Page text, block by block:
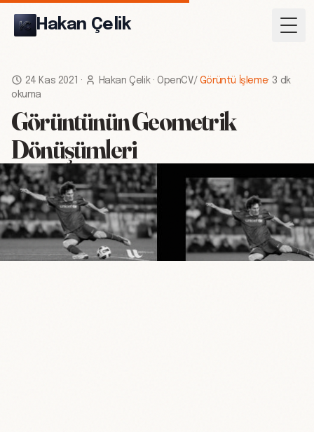
Hakan Çelik
24 Kas 2021 · Hakan Çelik· OpenCV/ Görüntü İşleme· 3 dk
okuma
Görüntünün Geometrik
Dönüşümleri